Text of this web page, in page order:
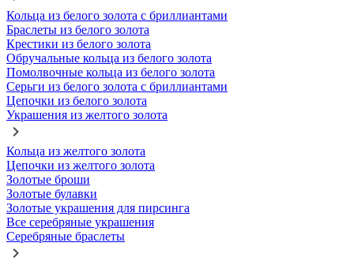
Кольца из белого золота с бриллиантами
Браслеты из белого золота
Крестики из белого золота
Обручальные кольца из белого золота
Помолвочные кольца из белого золота
Серьги из белого золота с бриллиантами
Цепочки из белого золота
Украшения из желтого золота
Кольца из желтого золота
Цепочки из желтого золота
Золотые броши
Золотые булавки
Золотые украшения для пирсинга
Все серебряные украшения
Серебряные браслеты